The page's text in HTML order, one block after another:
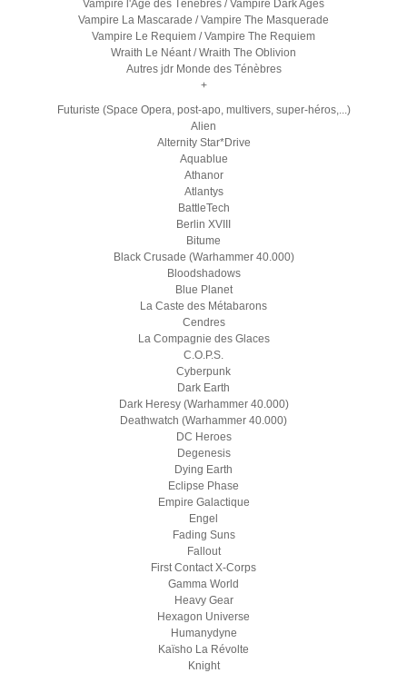
Vampire l'Age des Ténèbres / Vampire Dark Ages
Vampire La Mascarade / Vampire The Masquerade
Vampire Le Requiem / Vampire The Requiem
Wraith Le Néant / Wraith The Oblivion
Autres jdr Monde des Ténèbres
+
Futuriste (Space Opera, post-apo, multivers, super-héros,...)
Alien
Alternity Star*Drive
Aquablue
Athanor
Atlantys
BattleTech
Berlin XVIII
Bitume
Black Crusade (Warhammer 40.000)
Bloodshadows
Blue Planet
La Caste des Métabarons
Cendres
La Compagnie des Glaces
C.O.P.S.
Cyberpunk
Dark Earth
Dark Heresy (Warhammer 40.000)
Deathwatch (Warhammer 40.000)
DC Heroes
Degenesis
Dying Earth
Eclipse Phase
Empire Galactique
Engel
Fading Suns
Fallout
First Contact X-Corps
Gamma World
Heavy Gear
Hexagon Universe
Humanydyne
Kaïsho La Révolte
Knight